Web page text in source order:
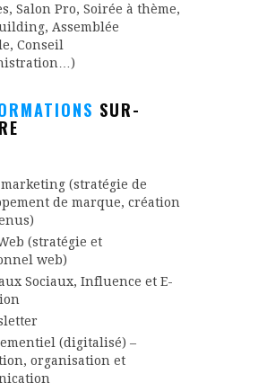
Salon Pro, Soirée à thème,
Assemblée
Conseil
SUR-
(stratégie de
de marque, création
(stratégie et
web)
Sociaux, Influence et E-
(digitalisé) –
organisation et